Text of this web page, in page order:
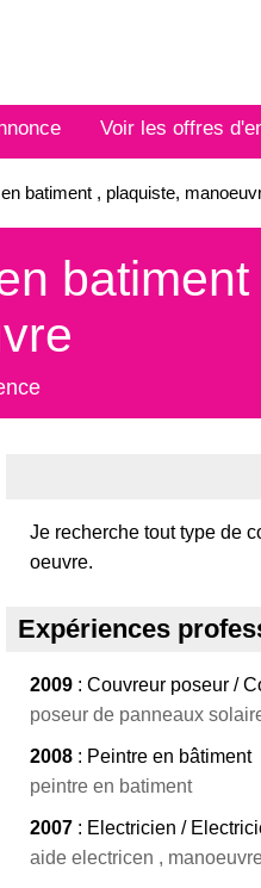
Voir les offres
batiment , plaquiste,
Je recherche tout type de
oeuvre.
Expériences
2009 : Couvreur poseur /
poseur de panneaux
2008 : Peintre en bâtiment
peintre en batiment
2007 : Electricien /
aide electricen ,